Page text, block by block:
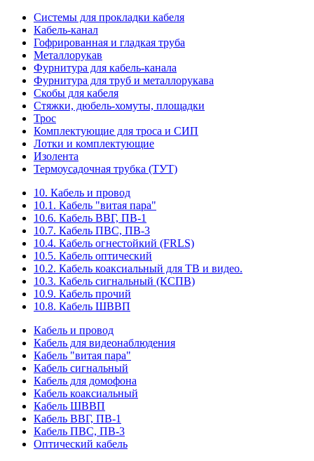
Системы для прокладки кабеля
Кабель-канал
Гофрированная и гладкая труба
Металлорукав
Фурнитура для кабель-канала
Фурнитура для труб и металлорукава
Скобы для кабеля
Стяжки, дюбель-хомуты, площадки
Трос
Комплектующие для троса и СИП
Лотки и комплектующие
Изолента
Термоусадочная трубка (ТУТ)
10. Кабель и провод
10.1. Кабель "витая пара"
10.6. Кабель ВВГ, ПВ-1
10.7. Кабель ПВС, ПВ-3
10.4. Кабель огнестойкий (FRLS)
10.5. Кабель оптический
10.2. Кабель коаксиальный для ТВ и видео.
10.3. Кабель сигнальный (КСПВ)
10.9. Кабель прочий
10.8. Кабель ШВВП
Кабель и провод
Кабель для видеонаблюдения
Кабель "витая пара"
Кабель сигнальный
Кабель для домофона
Кабель коаксиальный
Кабель ШВВП
Кабель ВВГ, ПВ-1
Кабель ПВС, ПВ-3
Оптический кабель